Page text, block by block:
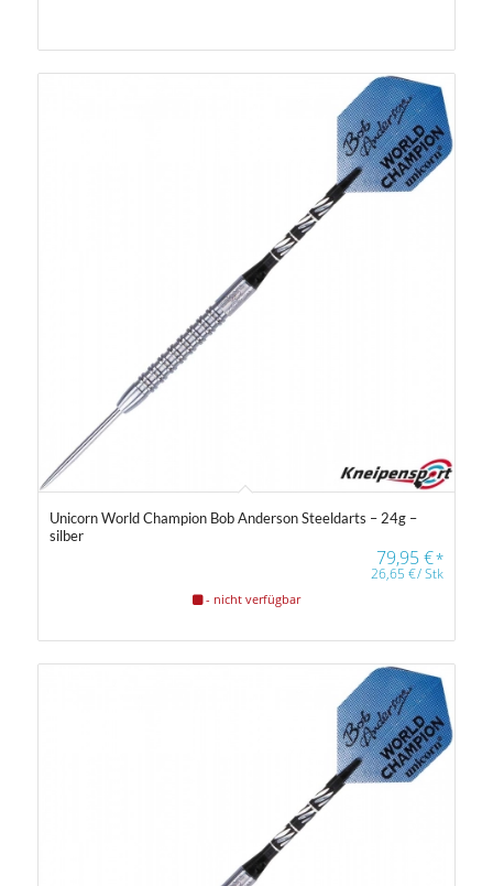
Unicorn World Champion Bob Anderson Steeldarts – 24g –
silber
79,95€*
26,65€/Stk
- nicht verfügbar